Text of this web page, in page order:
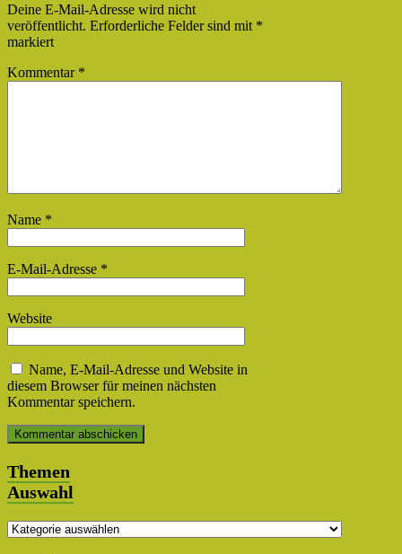
Deine E-Mail-Adresse wird nicht
veröffentlicht. Erforderliche Felder sind mit *
markiert
Kommentar *
Name *
E-Mail-Adresse *
Website
Name, E-Mail-Adresse und Website in
diesem Browser für meinen nächsten
Kommentar speichern.
Themen
Auswahl
Themen